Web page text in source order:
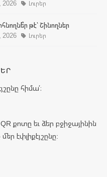
Լուրեր
թէ՝ Շինողներ
Լուրեր
հիմա՛։
քոտը եւ ձեր բջիջայինին
էփլիքէյշընը: